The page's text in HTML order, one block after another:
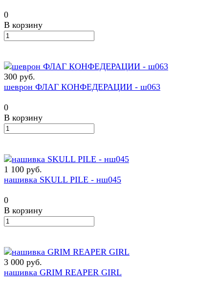
0
В корзину
300 руб.
шеврон ФЛАГ КОНФЕДЕРАЦИИ - ш063
0
В корзину
1 100 руб.
нашивка SKULL PILE - нш045
0
В корзину
3 000 руб.
нашивка GRIM REAPER GIRL